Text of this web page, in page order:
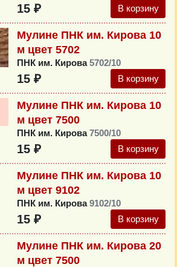
15 ₽ В корзину
Мулине ПНК им. Кирова 10
м цвет 5702
ПНК им. Кирова5702/10
15 ₽ В корзину
Мулине ПНК им. Кирова 10
м цвет 7500
ПНК им. Кирова7500/10
15 ₽ В корзину
Мулине ПНК им. Кирова 10
м цвет 9102
ПНК им. Кирова9102/10
15 ₽ В корзину
Мулине ПНК им. Кирова 20
м цвет 7500